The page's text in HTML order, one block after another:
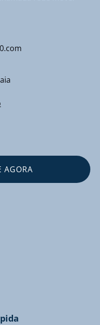
AGORA